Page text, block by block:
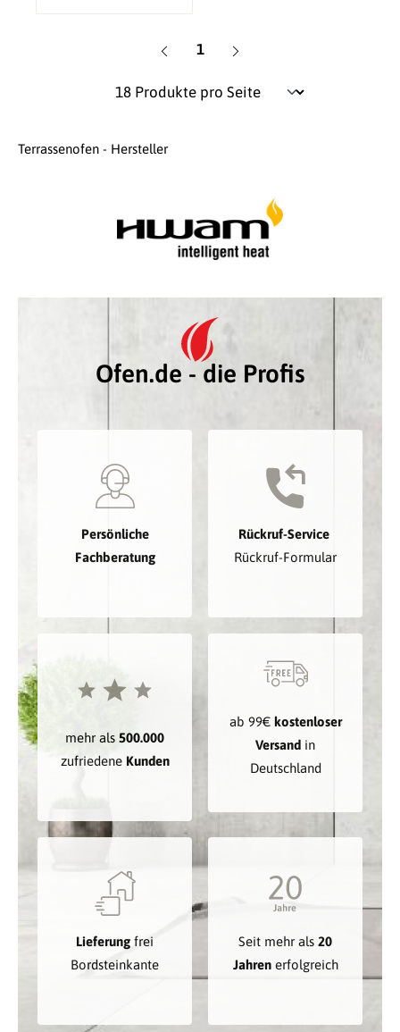
Seite
1
Terrassenofen - Hersteller
Ofen.de - die Profis
Persönliche
Fachberatung
Rückruf-Service
Rückruf-Formular
mehr als 500.000
zufriedene Kunden
ab 99€ kostenloser
Versand in
Deutschland
Lieferung frei
Bordsteinkante
Seit mehr als 20
Jahrenerfolgreich